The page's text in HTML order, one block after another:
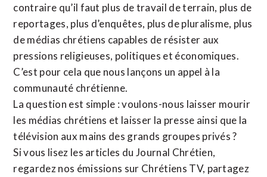
contraire qu’il faut plus de travail de terrain, plus de
reportages, plus d’enquêtes, plus de pluralisme, plus
de médias chrétiens capables de résister aux
pressions religieuses, politiques et économiques.
C’est pour cela que nous lançons un appel à la
communauté chrétienne.
La question est simple : voulons-nous laisser mourir
les médias chrétiens et laisser la presse ainsi que la
télévision aux mains des grands groupes privés ?
Si vous lisez les articles du Journal Chrétien,
regardez nos émissions sur Chrétiens TV, partagez